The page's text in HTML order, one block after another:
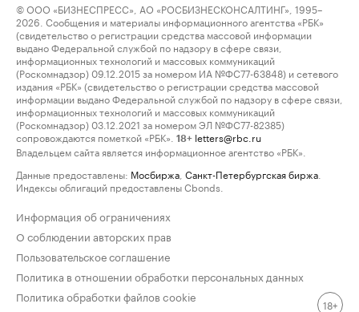
© ООО «БИЗНЕСПРЕСС», АО «РОСБИЗНЕСКОНСАЛТИНГ», 1995–
2026. Сообщения и материалы информационного агентства «РБК»
(свидетельство о регистрации средства массовой информации
выдано Федеральной службой по надзору в сфере связи,
информационных технологий и массовых коммуникаций
(Роскомнадзор) 09.12.2015 за номером ИА №ФС77-63848) и сетевого
издания «РБК» (свидетельство о регистрации средства массовой
информации выдано Федеральной службой по надзору в сфере связи,
информационных технологий и массовых коммуникаций
(Роскомнадзор) 03.12.2021 за номером ЭЛ №ФС77-82385)
сопровождаются пометкой «РБК».
18+ letters@rbc.ru
Владельцем сайта является информационное агентство «РБК».
Данные предоставлены: Мосбиржа Санкт-Петербургская биржа
Индексы облигаций предоставлены Cbonds.
Информация об ограничениях
О соблюдении авторских прав
Пользовательское соглашение
Политика в отношении обработки персональных данных
Политика обработки файлов cookie
18+